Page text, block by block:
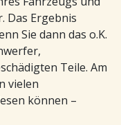
Das Ergebnis
Sie dann das o.K.
Teile. Am
vielen
können –